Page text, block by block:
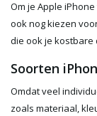
Om je Apple
ook nog kiezen
die ook je kostbare
Soorten
Omdat veel
zoals materiaal,